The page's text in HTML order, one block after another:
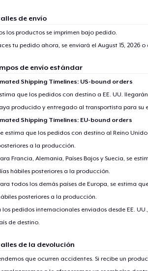
de envío
los productos se imprimen bajo pedido.
tu pedido ahora, se enviará el August 15, 2026o
de envío estándar
Shipping Timelines: US-bound orders
que los pedidos con destino a EE. UU.
producido y entregado al transportista para su
Shipping Timelines: EU-bound orders
estima que los pedidos con destino al Reino
a la producción.
Francia, Alemania, Países Bajos y Suecia, se
hábiles posteriores a la producción.
todos los demás países de Europa, se estima
posteriores a la producción.
los pedidos internacionales enviados desde EE.
de destino.
de la devolución
que ocurren accidentes. Si recibe un